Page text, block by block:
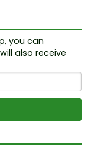
Arm
secrète Ety
Lebens
JeuKlima H
Gram
you can
also receive